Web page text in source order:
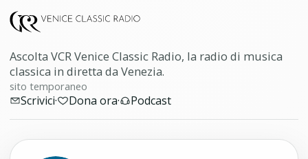
Ascolta VCR Venice Classic Radio, la radio di musica
classica in diretta da Venezia.
sito temporaneo
Scrivici· Dona ora· Podcast